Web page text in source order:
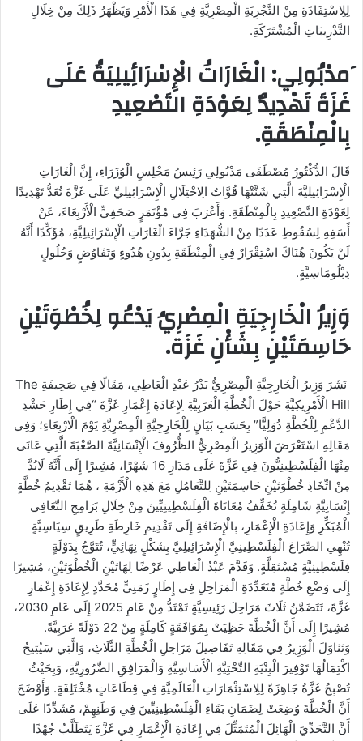
لِلِاسْتِفَادَةِ مِنْ التَّجْرِبَةِ الْمِصْرِيَّةِ فِي هَذَا الْأَمْرِ وَيَظْهَرُ ذَلِكَ مِنْ خِلَالِ
التَّدْرِيبَاتِ الْمُشْتَرَكَةِ.
َمدْبُولِي: الْغَارَاتُ الْإِسْرَائِيلِيَةُ عَلَى
غَزَةَ تَهْدِيدٌ لِعَوْدَةِ التَصْعِيدِ
بِالْمِنْطَقَةِ.
قَالَ الدُّكْتُورُ مُصْطَفَى مَدْبُولِي رَئِيسُ مَجْلِسِ الْوُزَرَاءِ، إِنَّ الْغَارَاتِ
الْإِسْرَائِيلِيَّةَ الَّتِي شَنَّتْهَا قُوَّاتُ الِاحْتِلَالِ الْإِسْرَائِيلِيِّ عَلَى غَزَّةَ تُعَدُّ تَهْدِيدًا
لِعَوْدَةِ التَّصْعِيدِ بِالْمِنْطَقَةِ. وَأَعْرَبَ فِي مُؤْتَمَرٍ صَحَفِيٍّ الْأَرْبِعَاءَ، عَنْ
أَسَفِهِ لِسُقُوطِ عَدَدًا مِنْ الشُّهَدَاءِ جَرَّاءَ الْغَارَاتِ الْإِسْرَائِيلِيَّةِ، مُؤَكِّدًا أَنَّهُ
لَنْ يَكُونَ هُنَاكَ اسْتِقْرَارٌ فِي الْمِنْطَقَةِ بِدُونِ هُدُوءٍ وَتَفَاوُضٍ وَحُلُولٍ
دِبْلُومَاسِيَّةٍ.
وَزِيرُ الْخَارِجِيَةِ الْمِصْرِيُ يَدْعُو لِخُطْوَتَيْنِ
حَاسِمَتَيْنِ بِشَأْنِ غَزَة.
نَشَرَ وَزِيرُ الْخَارِجِيَّةِ الْمِصْرِيُّ بَدْرُ عَبْدِ الْعَاطِي، مَقَالًا فِي صَحِيفَةِ The
Hill الْأَمْرِيكِيَّةِ حَوْلَ الْخُطَّةِ الْعَرَبِيَّةِ لِإِعَادَةِ إِعْمَارِ غَزَّةَ “فِي إِطَارِ حَشْدِ
الدَّعْمِ لِلْخُطَّةِ دُوَلِيًّا” بِحَسَبِ بَيَانٍ لِلْخَارِجِيَّةِ الْمِصْرِيَّةِ يَوْمَ الْارْبِعَاءِ؛ وَفِي
مَقَالِهِ اسْتَعْرَضَ الْوَزِيرُ الْمِصْرِيُّ الظُّرُوفَ الْإِنْسَانِيَّةَ الصَّعْبَةَ الَّتِي عَانَى
مِنْهَا الْفِلَسْطِينِيُّونَ فِي غَزَّةَ عَلَى مَدَارِ 16 شَهْرًا، مُشِيرًا إِلَى أَنَّهُ لَابُدَّ
مِنْ اتِّخَاذِ خُطْوَتَيْنِ حَاسِمَتَيْنِ لِلتَّعَامُلِ مَعَ هَذِهِ الْأَزْمَةِ ، هُمَا تَقْدِيمُ خُطَّةٍ
إِنْسَانِيَّةٍ شَامِلَةٍ تُخَفِّفُ مُعَانَاةَ الْفِلَسْطِينِيِّينَ مِنْ خِلَالِ بَرَامِجِ التَّعَافِي
الْمُبَكِّرِ وَإِعَادَةِ الْإِعْمَارِ، بِالْإِضَافَةِ إِلَى تَقْدِيمِ خَارِطَةِ طَرِيقٍ سِيَاسِيَّةٍ
تُنْهِي الصِّرَاعَ الْفِلَسْطِينِيَّ الْإِسْرَائِيلِيَّ بِشَكْلٍ نِهَائِيٍّ، تُتَوَّجُ بِدَوْلَةٍ
فِلَسْطِينِيَّةٍ مُسْتَقِلَّةٍ. وَقَدَّمَ عَبْدُ الْعَاطِي عَرْضًا لِهَاتَيْنِ الْخُطْوَتَيْنِ، مُشِيرًا
إِلَى وَضْعِ خُطَّةٍ مُتَعَدِّدَةِ الْمَرَاحِلِ فِي إِطَارٍ زَمَنِيٍّ مُحَدَّدٍ لِإِعَادَةِ إِعْمَارِ
غَزَّةَ، تَتَضَمَّنُ ثَلَاثَ مَرَاحِلَ رَئِيسِيَّةٍ تَمْتَدُّ مِنْ عَامِ 2025 إِلَى عَامِ 2030،
مُشِيرًا إِلَى أَنَّ الْخُطَّةَ حَظِيَتْ بِمُوَافَقَةٍ كَامِلَةٍ مِنْ 22 دَوْلَةً عَرَبِيَّةً.
وَتَنَاوَلَ الْوَزِيرُ فِي مَقَالِهِ تَفَاصِيلَ مَرَاحِلِ الْخُطَّةِ الثَّلَاثِ، وَالَّتِي سَيُتِيحُ
اكْتِمَالُهَا تَوْفِيرَ الْبِنْيَةِ التَّحْتِيَّةِ الْأَسَاسِيَّةِ وَالْمَرَافِقِ الضَّرُورِيَّةِ، وَبِحَيْثُ
تُصْبِحُ غَزَّةُ جَاهِزَةً لِلِاسْتِثْمَارَاتِ الْعَالَمِيَّةِ فِي قِطَاعَاتٍ مُخْتَلِفَةٍ. وَأَوْضَحَ
أَنَّ الْخُطَّةَ وُضِعَتْ لِضَمَانِ بَقَاءِ الْفِلَسْطِينِيِّينَ فِي وَطَنِهِمْ، مُشَدِّدًا عَلَى
أَنَّ التَّحَدِّيَ الْهَائِلَ الْمُتَمَثِّلَ فِي إِعَادَةِ الْإِعْمَارِ فِي غَزَّةَ يَتَطَلَّبُ جُهْدًا